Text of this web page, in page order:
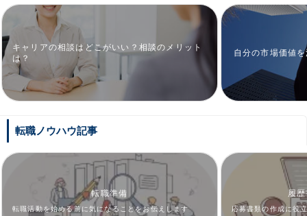
キャリアの相談はどこがいい？相談のメリット
は？
自分の市場価値
転職ノウハウ記事
転職準備
転職活動を始める前に気になることをお伝えします
履
応募書類の作成に役